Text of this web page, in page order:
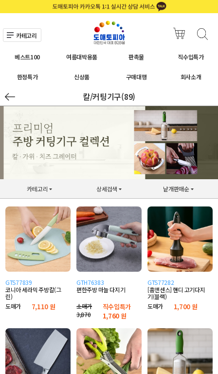
카테고리
베스트100 여름대박용품 판촉물 직수입특가
한정특가 신상품 구매대행 회사소개
칼/커팅기구(89)
카테고리 상세검색 낱개판매순
GTS77839
코니아 세라믹 주방칼(그
린)
도매가
7,110 원
GTH76383
편한주방 마늘 다지기
소매가
3,870
직수입특가
1,760원
GTS77282
[홈앤센스] 핸디 고기다지
기(블랙)
도매가
1,700 원